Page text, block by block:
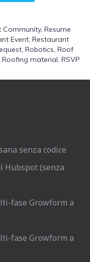
Community, Resume
Event, Restaurant
, Robotics, Roof
Roofing material, RSVP
senza codice
Hubspot (senza
fase Growform a
fase Growform a